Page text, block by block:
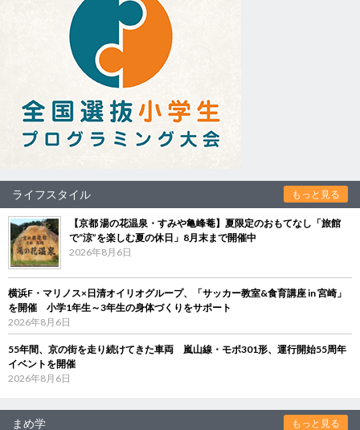
ライフスタイル もっと見る
【京都 湯の花温泉・すみや亀峰菴】夏限定のおもてなし「旅館
で“涼”を楽しむ夏の休日」8月末まで開催中
2026年8月6日
横浜F・マリノス×日清オイリオグループ、「サッカー教室&食育講座 in 宮崎」
を開催 小学1年生～3年生の身体づくりをサポート
2026年8月6日
55年間、京の街を走り続けてきた車両 嵐山線・モボ301形、運行開始55周年
イベントを開催
2026年8月6日
まめ学 もっと見る